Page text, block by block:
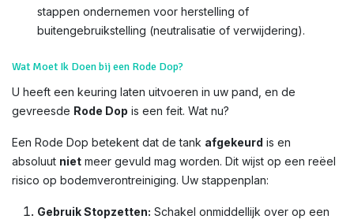
stappen ondernemen voor herstelling of
buitengebruikstelling (neutralisatie of verwijdering).
Wat Moet Ik Doen bij een Rode Dop?
U heeft een keuring laten uitvoeren in uw pand, en de
gevreesde Rode Dop is een feit. Wat nu?
Een Rode Dop betekent dat de tank afgekeurd is en
absoluut niet meer gevuld mag worden. Dit wijst op een reëel
risico op bodemverontreiniging. Uw stappenplan:
Gebruik Stopzetten: Schakel onmiddellijk over op een